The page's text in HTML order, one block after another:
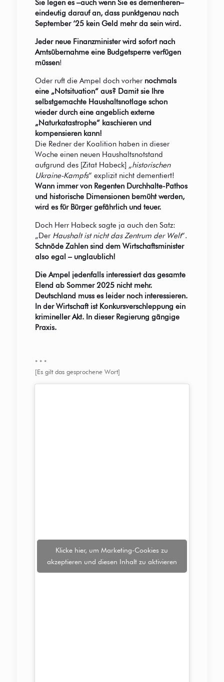
Sie legen es –auch wenn Sie es dementieren–
eindeutig darauf an, dass punktgenau nach
September ‘25 kein Geld mehr da sein wird.
Jeder neue Finanzminister wird sofort nach
Amtsübernahme eine Budgetsperre verfügen
müssen!
Oder ruft die Ampel doch vorher nochmals
eine „Notsituation“ aus? Damit sie Ihre
selbstgemachte Haushaltsnotlage schon
wieder durch eine angeblich externe
„Naturkatastrophe“ kaschieren und
kompensieren kann!
Die Redner der Koalition haben in dieser
Woche einen neuen Haushaltsnotstand
aufgrund des [Zitat Habeck] „historischen
Ukraine-Kampfs“ explizit nicht dementiert!
Wann immer von Regenten Durchhalte-Pathos
und historische Dimensionen bemüht werden,
wird es für Bürger gefährlich und teuer.
Doch Herr Habeck sagte ja auch den Satz:
„Der Haushalt ist nicht das Zentrum der Welt“.
Schnöde Zahlen sind dem Wirtschaftsminister
also egal – unglaublich!
Die Ampel jedenfalls interessiert das gesamte
Elend ab Sommer 2025 nicht mehr.
Deutschland muss es leider noch interessieren.
In der Wirtschaft ist Konkursverschleppung ein
krimineller Akt. In dieser Regierung gängige
Praxis.
* * *
[Es gilt das gesprochene Wort]
Klicke hier, um Marketing-Cookies zu
akzeptieren und diesen Inhalt zu aktivieren